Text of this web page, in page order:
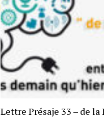
Lettre Présaje 33 – de la